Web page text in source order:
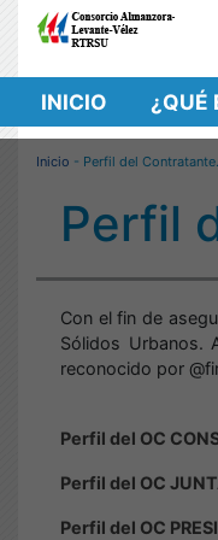
INICIO ¿QUÉ
Inicio - Perfil del Contratante.
Perfil
Con el fin de
Sólidos Urbanos.
reconocido por
Perfil del OC
Perfil del OC
Perfil del OC